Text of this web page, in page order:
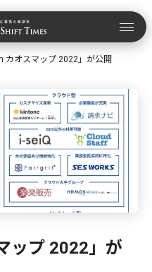
カオスマップ 2022」が公開
ップ 2022」が